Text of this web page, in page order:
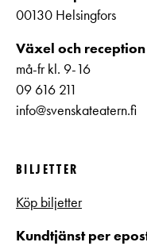
00130 Helsingfors
Växel och reception
må-fr kl. 9-16
09 616 211
info@svenskateatern.fi
BILJETTER
Köp biljetter
Kundtjänst per